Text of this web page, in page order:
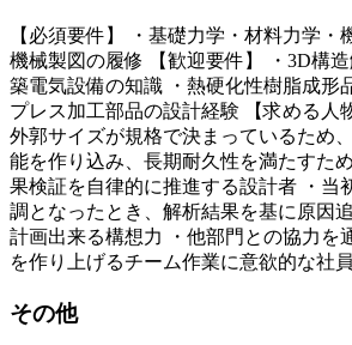
【必須要件】 ・基礎力学・材料力学・
機械製図の履修 【歓迎要件】 ・3D構
築電気設備の知識 ・熱硬化性樹脂成形
プレス加工部品の設計経験 【求める人
外郭サイズが規格で決まっているため
能を作り込み、長期耐久性を満たすた
果検証を自律的に推進する設計者 ・当
調となったとき、解析結果を基に原因
計画出来る構想力 ・他部門との協力を
を作り上げるチーム作業に意欲的な社員
その他